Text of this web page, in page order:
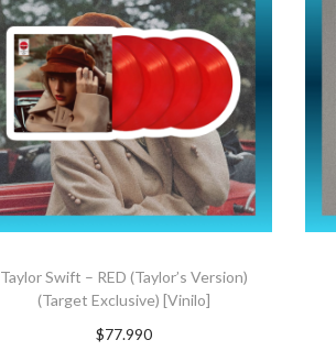
Taylor Swift – RED (Taylor’s Version)
(Target Exclusive) [Vinilo]
$77.990